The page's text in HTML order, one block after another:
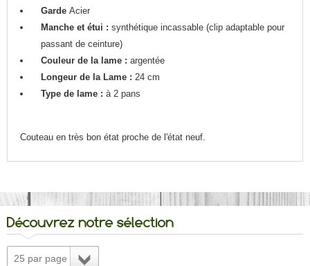
GardeAcier
Manche et étui : synthétique incassable (clip adaptable pour
passant de ceinture)
Couleur de la lame : argentée
Longeur de la Lame : 24 cm
Type de lame : à 2 pans
Couteau en très bon état proche de l'état neuf.
Découvrez notre sélection
25 par page